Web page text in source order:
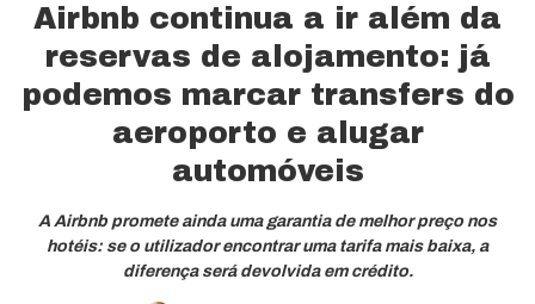
Airbnb continua a ir além da
reservas de alojamento: já
podemos marcar transfers do
aeroporto e alugar
automóveis
A Airbnb promete ainda uma garantia de melhor preço nos
hotéis: se o utilizador encontrar uma tarifa mais baixa, a
diferença será devolvida em crédito.